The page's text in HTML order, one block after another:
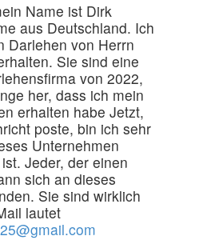
Name ist Dirk
aus Deutschland. Ich
Darlehen von Herrn
Sie sind eine
von 2022,
her, dass ich mein
erhalten habe Jetzt,
poste, bin ich sehr
Unternehmen
Jeder, der einen
sich an dieses
Sie sind wirklich
lautet